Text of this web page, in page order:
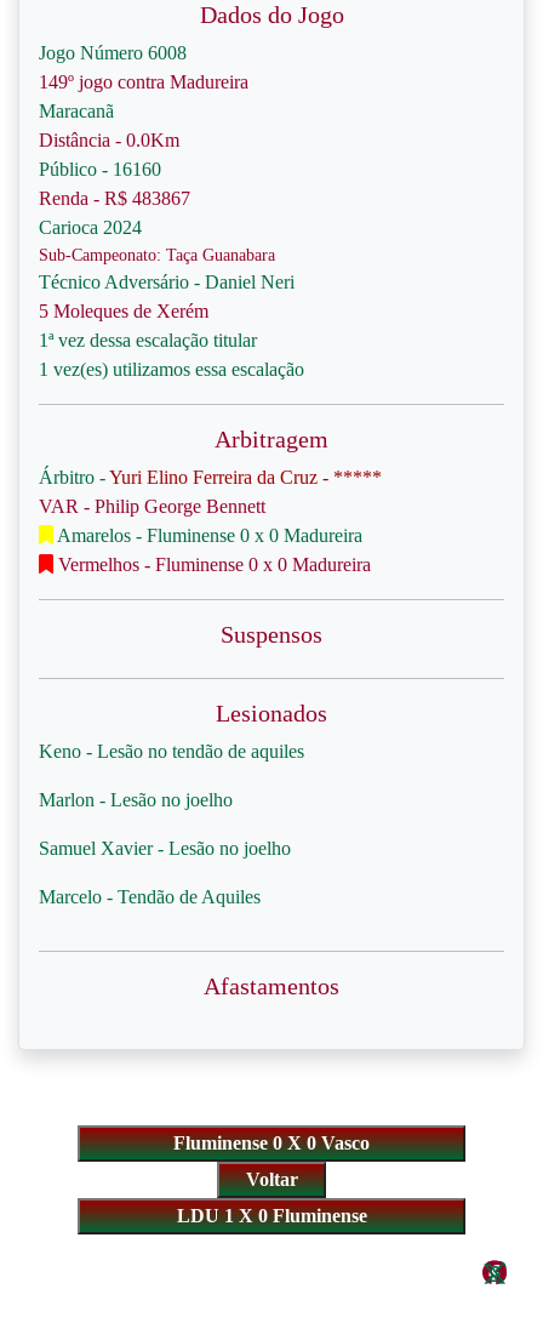
Dados do Jogo
Jogo Número 6008
149º jogo contra Madureira
Maracanã
Distância - 0.0Km
Público - 16160
Renda - R$ 483867
Carioca 2024
Sub-Campeonato: Taça Guanabara
Técnico Adversário - Daniel Neri
5 Moleques de Xerém
1ª vez dessa escalação titular
1 vez(es) utilizamos essa escalação
Arbitragem
Árbitro -Yuri Elino Ferreira da Cruz - *****
VAR - Philip George Bennett
Amarelos - Fluminense 0 x 0 Madureira
Vermelhos - Fluminense 0 x 0 Madureira
Suspensos
Lesionados
Keno - Lesão no tendão de aquiles
Marlon - Lesão no joelho
Samuel Xavier - Lesão no joelho
Marcelo - Tendão de Aquiles
Afastamentos